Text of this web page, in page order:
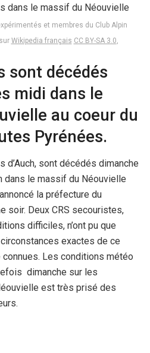
et membres du Club Alpin
sur Wikipedia français CC BY-SA 3.0
sont décédés
midi dans le
au coeur du
Pyrénées.
d’Auch, sont décédés dimanche
dans le massif du Néouvielle
la préfecture du
soir. Deux CRS secouristes,
difficiles, n’ont pu que
exactes de ce
Les conditions météo
dimanche sur les
est très prisé des